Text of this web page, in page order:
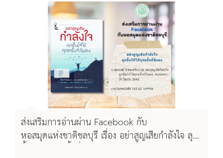
ส่งเสริมการอ่านผ่าน Facebook กับ
หอสมุดแห่งชาติชลบุรี เรื่อง อย่าสูญเสียกำลังใจ ลุก